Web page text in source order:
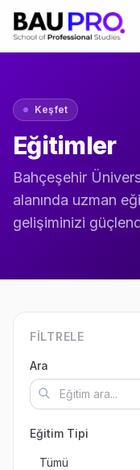
Keşfet
Eğitimler
Bahçeşehir
alanında uzman
gelişiminizi
FILTRELE
Ara
Eğitim Tipi
Tümü